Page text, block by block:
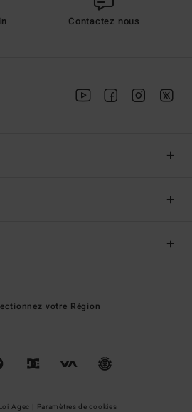
Contactez nous
votre Région
Agec | Paramètres de cookies